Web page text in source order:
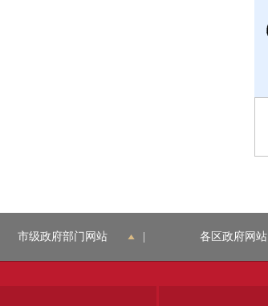
市级政府部门网站 各区政府网站